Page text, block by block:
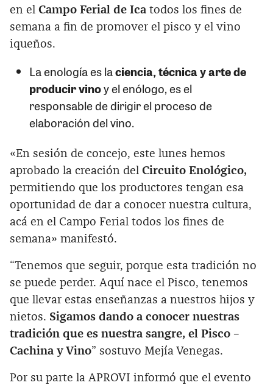
en el Campo Ferial de Ica todos los fines de
semana a fin de promover el pisco y el vino
iqueños.
La enología es laciencia, técnica y arte de
producir vinoy el enólogo, es el
responsable de dirigir el proceso de
elaboración del vino.
«En sesión de concejo, este lunes hemos
aprobado la creación del Circuito Enológico,
permitiendo que los productores tengan esa
oportunidad de dar a conocer nuestra cultura,
acá en el Campo Ferial todos los fines de
semana» manifestó.
“Tenemos que seguir, porque esta tradición no
se puede perder. Aquí nace el Pisco, tenemos
que llevar estas enseñanzas a nuestros hijos y
nietos. Sigamos dando a conocer nuestras
tradición que es nuestra sangre, el Pisco –
Cachina y Vino” sostuvo Mejía Venegas.
Por su parte la APROVI informó que el evento